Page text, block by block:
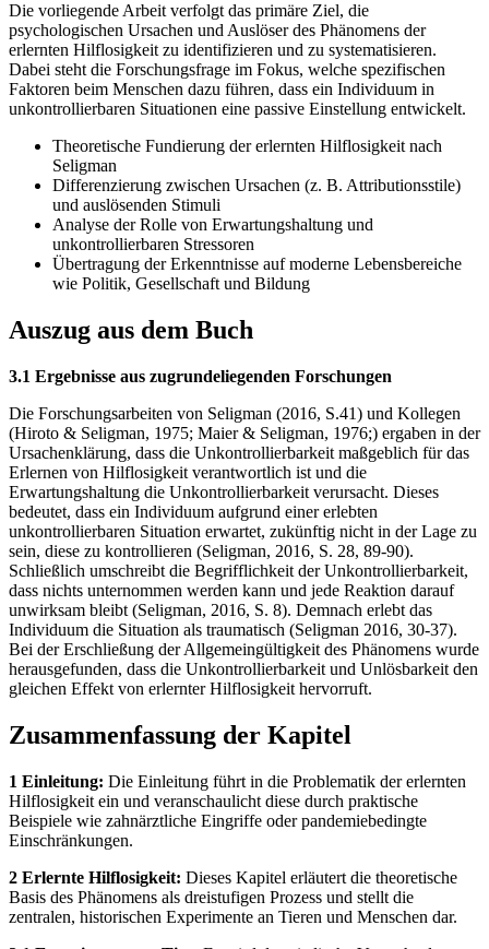
Die vorliegende Arbeit verfolgt das primäre Ziel, die
psychologischen Ursachen und Auslöser des Phänomens der
erlernten Hilflosigkeit zu identifizieren und zu systematisieren.
Dabei steht die Forschungsfrage im Fokus, welche spezifischen
Faktoren beim Menschen dazu führen, dass ein Individuum in
unkontrollierbaren Situationen eine passive Einstellung entwickelt.
Theoretische Fundierung der erlernten Hilflosigkeit nach
Seligman
Differenzierung zwischen Ursachen (z. B. Attributionsstile)
und auslösenden Stimuli
Analyse der Rolle von Erwartungshaltung und
unkontrollierbaren Stressoren
Übertragung der Erkenntnisse auf moderne Lebensbereiche
wie Politik, Gesellschaft und Bildung
Auszug aus dem Buch
3.1 Ergebnisse aus zugrundeliegenden Forschungen
Die Forschungsarbeiten von Seligman (2016, S.41) und Kollegen
(Hiroto & Seligman, 1975; Maier & Seligman, 1976;) ergaben in der
Ursachenklärung, dass die Unkontrollierbarkeit maßgeblich für das
Erlernen von Hilflosigkeit verantwortlich ist und die
Erwartungshaltung die Unkontrollierbarkeit verursacht. Dieses
bedeutet, dass ein Individuum aufgrund einer erlebten
unkontrollierbaren Situation erwartet, zukünftig nicht in der Lage zu
sein, diese zu kontrollieren (Seligman, 2016, S. 28, 89-90).
Schließlich umschreibt die Begrifflichkeit der Unkontrollierbarkeit,
dass nichts unternommen werden kann und jede Reaktion darauf
unwirksam bleibt (Seligman, 2016, S. 8). Demnach erlebt das
Individuum die Situation als traumatisch (Seligman 2016, 30-37).
Bei der Erschließung der Allgemeingültigkeit des Phänomens wurde
herausgefunden, dass die Unkontrollierbarkeit und Unlösbarkeit den
gleichen Effekt von erlernter Hilflosigkeit hervorruft.
Zusammenfassung der Kapitel
1 Einleitung: Die Einleitung führt in die Problematik der erlernten
Hilflosigkeit ein und veranschaulicht diese durch praktische
Beispiele wie zahnärztliche Eingriffe oder pandemiebedingte
Einschränkungen.
2 Erlernte Hilflosigkeit: Dieses Kapitel erläutert die theoretische
Basis des Phänomens als dreistufigen Prozess und stellt die
zentralen, historischen Experimente an Tieren und Menschen dar.